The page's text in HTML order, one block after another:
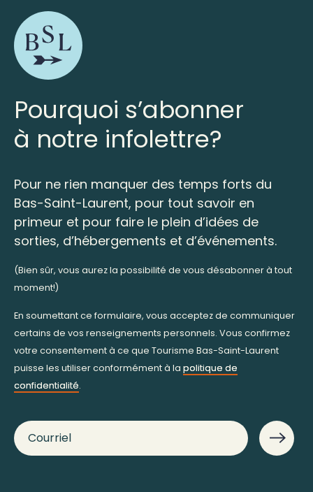
Pourquoi s’abonner
à notre infolettre?
Pour ne rien manquer des temps forts du
Bas-Saint-Laurent, pour tout savoir en
primeur et pour faire le plein d’idées de
sorties, d’hébergements et d’événements.
(Bien sûr, vous aurez la possibilité de vous désabonner à tout
moment!)
En soumettant ce formulaire, vous acceptez de communiquer
certains de vos renseignements personnels. Vous confirmez
votre consentement à ce que Tourisme Bas-Saint-Laurent
puisse les utiliser conformément à la politique de
confidentialité.